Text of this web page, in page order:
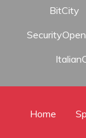
BitCity
Home